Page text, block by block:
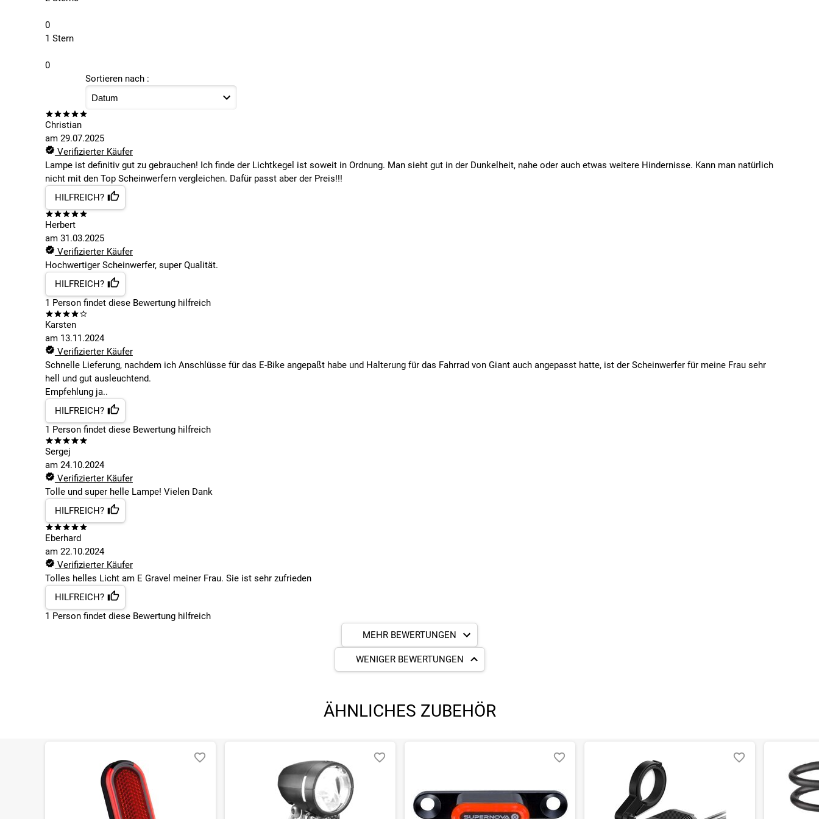
0
1 Stern
0
Sortieren nach :
Christian
am 29.07.2025
Verifizierter Käufer
Lampe ist definitiv gut zu gebrauchen! Ich finde der Lichtkegel ist soweit in Ordnung. Man sieht gut in der Dunkelheit, nahe oder auch etwas weitere Hindernisse. Kann man natürlich
nicht mit den Top Scheinwerfern vergleichen. Dafür passt aber der Preis!!!
HILFREICH?
Herbert
am 31.03.2025
Verifizierter Käufer
Hochwertiger Scheinwerfer, super Qualität.
HILFREICH?
1 Person findetdiese Bewertung hilfreich
Karsten
am 13.11.2024
Verifizierter Käufer
Schnelle Lieferung, nachdem ich Anschlüsse für das E-Bike angepaßt habe und Halterung für das Fahrrad von Giant auch angepasst hatte, ist der Scheinwerfer für meine Frau sehr
hell und gut ausleuchtend.
Empfehlung ja..
HILFREICH?
1 Person findetdiese Bewertung hilfreich
Sergej
am 24.10.2024
Verifizierter Käufer
Tolle und super helle Lampe! Vielen Dank
HILFREICH?
Eberhard
am 22.10.2024
Verifizierter Käufer
Tolles helles Licht am E Gravel meiner Frau. Sie ist sehr zufrieden
HILFREICH?
1 Person findetdiese Bewertung hilfreich
MEHR BEWERTUNGEN
WENIGER BEWERTUNGEN
ÄHNLICHES ZUBEHÖR